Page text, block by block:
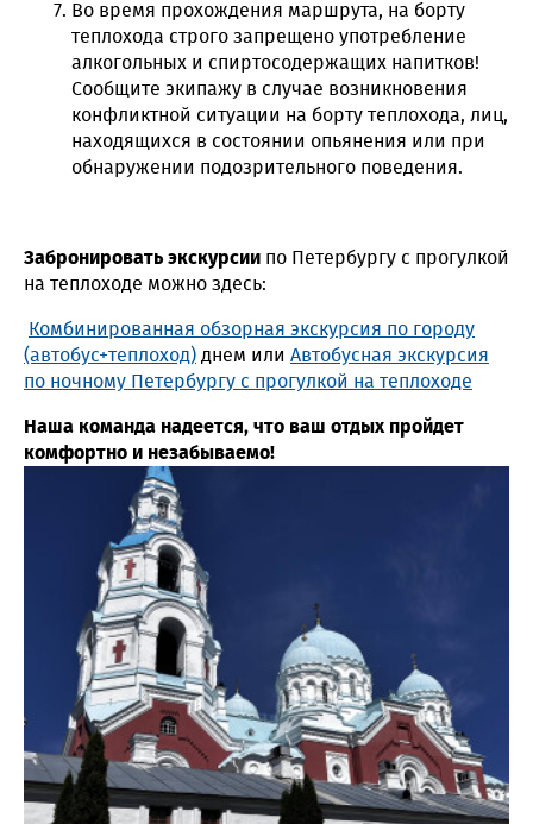
Во время прохождения маршрута, на борту
теплохода строго запрещено употребление
алкогольных и спиртосодержащих напитков!
Сообщите экипажу в случае возникновения
конфликтной ситуации на борту теплохода, лиц,
находящихся в состоянии опьянения или при
обнаружении подозрительного поведения.
Забронировать экскурсии по Петербургу с прогулкой
на теплоходе можно здесь:
Комбинированная обзорная экскурсия по городу
(автобус+теплоход) днем или Автобусная экскурсия
по ночному Петербургу с прогулкой на теплоходе
Наша команда надеется, что ваш отдых пройдет
комфортно и незабываемо!